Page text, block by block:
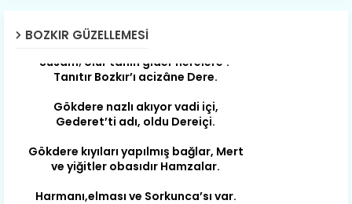
BOZKIR GÜZELLEMESI
Susam; olur tahin gider nerelere ?
Gökdere nazlı akıyor vadi içi,
Gökdere kıyıları yapılmış bağlar, Mert
Harmanı,elması ve Sorkunca’sı var.